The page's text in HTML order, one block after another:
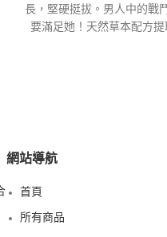
長，堅硬挺拔。男人中的戰
要滿足她！天然草本配方
網站導航
首頁
所有商品